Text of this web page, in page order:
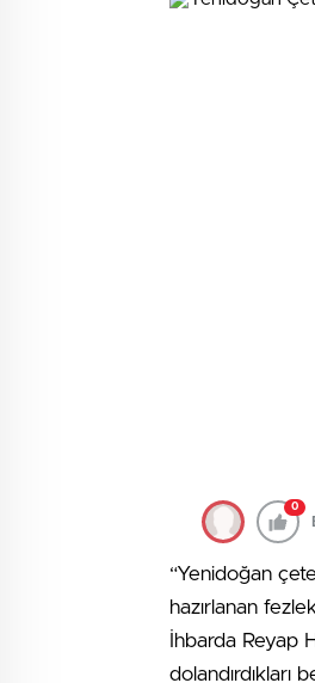
0
“Yenidoğan
hazırlanan
İhbarda Reyap
dolandırdıkları